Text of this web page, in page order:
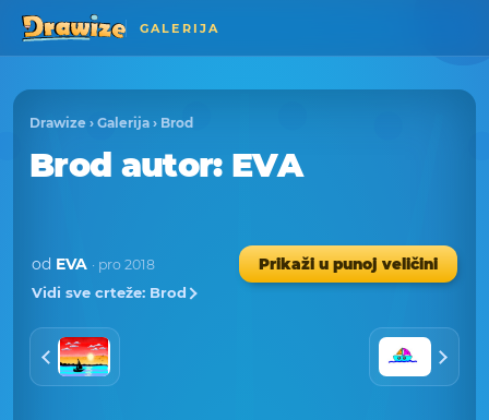
GALERIJA
Drawize › Galerija › Brod
Brod autor: EVA
od EVA · pro 2018
Prikaži u punoj veličini
Vidi sve crteže: Brod